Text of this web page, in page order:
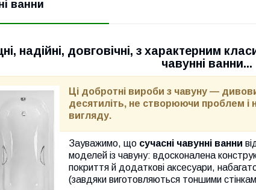
ванни
надійні, довговічні, з характерним
чавунні ванни...
Ці добротні вироби з чавуну —
десятиліть, не створюючи проблем і
вигляду.
Зауважимо, що сучасні чавунні ванни
моделей із чавуну: вдосконалена
покриття й додаткові аксесуари,
(завдяки виготовляються тоншими